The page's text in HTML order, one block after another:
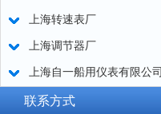
上海转速表厂
上海调节器厂
上海自一船用仪表有限公司
联系方式